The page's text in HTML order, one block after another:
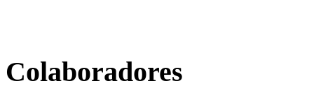
Colaboradores